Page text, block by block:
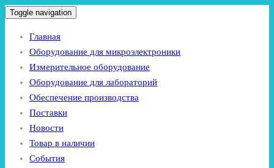
Toggle navigation
Главная
Оборудование для микроэлектроники
Измерительное оборудование
Оборудование для лабораторий
Обеспечение производства
Поставки
Новости
Товар в наличии
События